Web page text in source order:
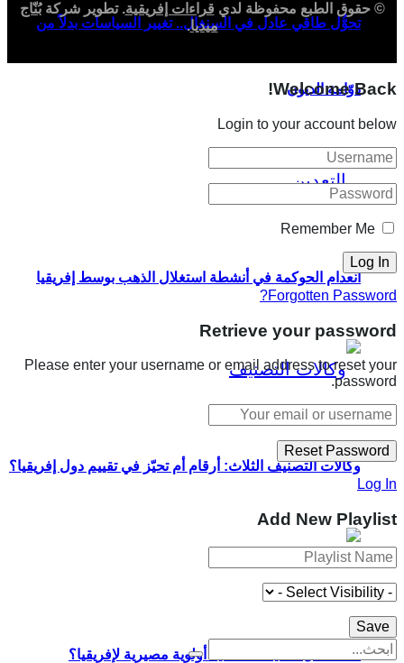
تحوُّل طاقي عادل في السنغال.. تغيير السياسات بدلاً من
دوّامة الديون
انعدام الحوكمة في أنشطة استغلال الذهب بوسط إفريقيا
وكالات التصنيف الثلاث: أرقام أم تحيّز في تقييم دول إفريقيا؟
لماذا تمثل السيادة الغذائية أولوية مصيرية لإفريقيا؟
© حقوق الطبع محفوظة لدي قراءات إفريقية. تطوير شركةبُنّاج
ميديا.
Welcome Back!
Login to your account below
Remember Me
Forgotten Password?
Retrieve your password
Please enter your username or email address to reset your
password.
Log In
Add New Playlist